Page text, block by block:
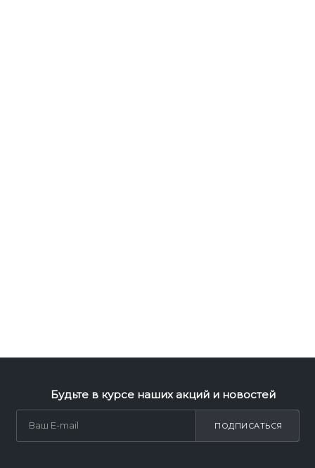
Будьте в курсе наших акций и новостей
ПОДПИСАТЬСЯ